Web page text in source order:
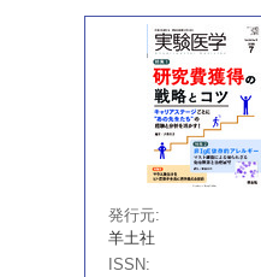
発行元
羊土社
ISSN